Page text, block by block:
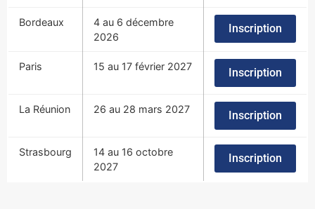
Bordeaux
4 au 6 décembre
2026
Inscription
Paris 15 au 17 février 2027 Inscription
La Réunion 26 au 28 mars 2027 Inscription
Strasbourg
14 au 16 octobre
2027
Inscription